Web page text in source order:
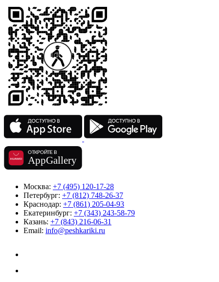
Москва: +7 (495) 120-17-28
Петербург: +7 (812) 748-26-37
Краснодар: +7 (861) 205-04-93
Екатеринбург: +7 (343) 243-58-79
Казань: +7 (843) 216-06-31
Email: info@peshkariki.ru